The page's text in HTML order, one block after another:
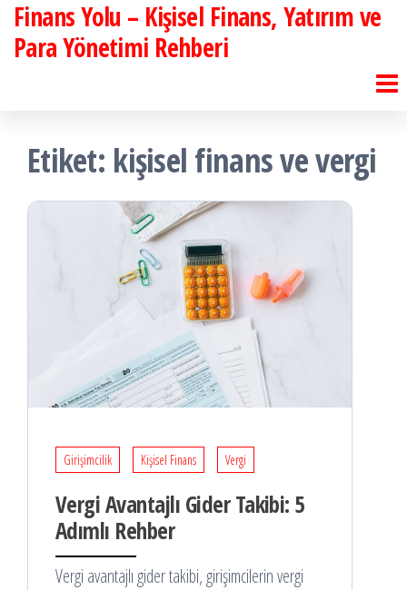
İçeriğe
atla
Finans Yolu – Kişisel Finans, Yatırım ve
Para Yönetimi Rehberi
Etiket: kişisel finans ve vergi
Girişimcilik Kişisel Finans Vergi
Vergi Avantajlı Gider Takibi: 5
Adımlı Rehber
Vergi avantajlı gider takibi, girişimcilerin vergi